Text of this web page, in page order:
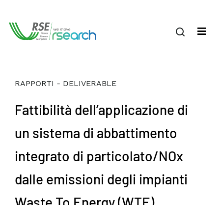
RAPPORTI - DELIVERABLE
Fattibilità dell’applicazione di
un sistema di abbattimento
integrato di particolato/NOx
dalle emissioni degli impianti